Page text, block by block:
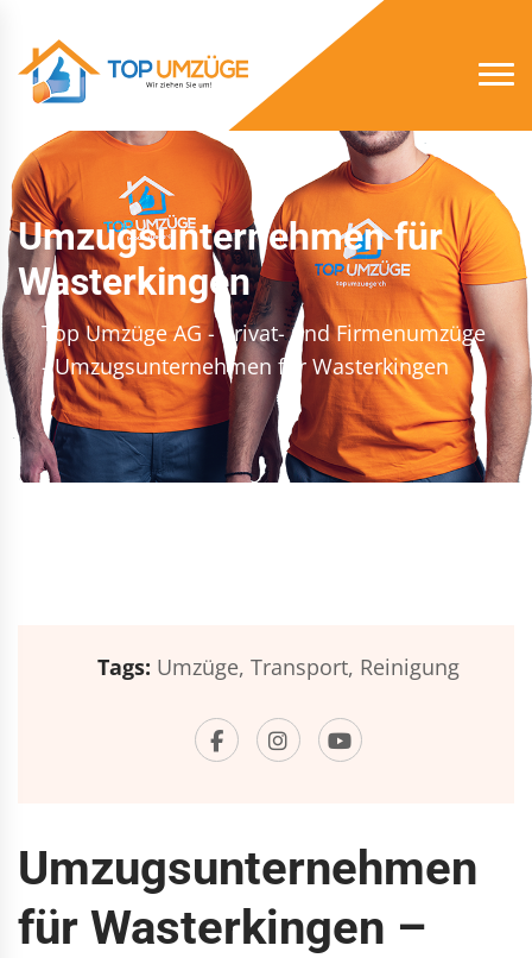
Umzugsunternehmen für
Wasterkingen
Top Umzüge AG - Privat- und Firmenumzüge
- Umzugsunternehmen für Wasterkingen
Tags: Umzüge, Transport, Reinigung
Umzugsunternehmen
für Wasterkingen –